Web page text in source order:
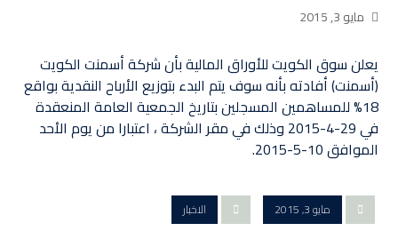
مايو 3, 2015
يعلن سوق الكويت للأوراق المالية بأن شركة أسمنت الكويت
(أسمنت) أفادته بأنه سوف يتم البدء بتوزيع الأرباح النقدية بواقع
18% للمساهمين المسجلين بتاريخ الجمعية العامة المنعقدة
في 29-4-2015 وذلك في مقر الشركة ، اعتبارا من يوم الأحد
الموافق 10-5-2015.
مايو 3, 2015 الاخبار